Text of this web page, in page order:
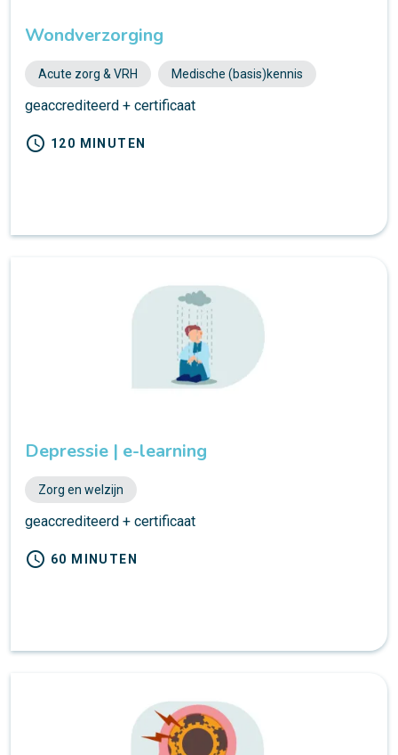
Wondverzorging
Acute zorg & VRH Medische (basis)kennis
geaccrediteerd + certificaat
schedule 120 MINUTEN
Depressie | e-learning
Zorg en welzijn
geaccrediteerd + certificaat
schedule 60 MINUTEN